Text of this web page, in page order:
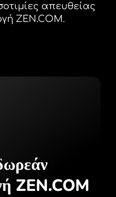
απευθείας
ZEN.COM.
ZEN.COM